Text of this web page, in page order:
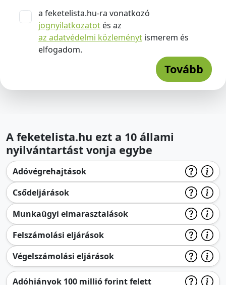
a feketelista.hu-ra vonatkozó
jognyilatkozatot és az
az adatvédelmi közleményt ismerem és
elfogadom.
Tovább
A feketelista.hu ezt a 10 állami
nyilvántartást vonja egybe
Adóvégrehajtások
Csődeljárások
Munkaügyi elmarasztalások
Felszámolási eljárások
Végelszámolási eljárások
Adóhiányok 100 millió forint felett